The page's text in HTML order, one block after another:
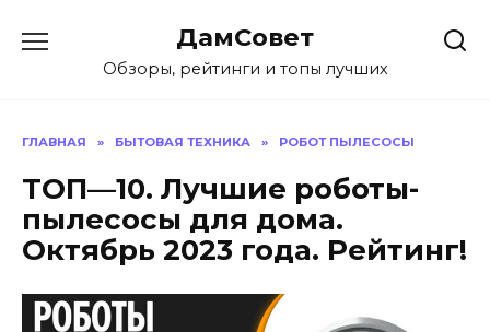
содержанию
ДамСовет
Обзоры, рейтинги и топы лучших
ГЛАВНАЯ » БЫТОВАЯ ТЕХНИКА » РОБОТ ПЫЛЕСОСЫ
ТОП—10. Лучшие роботы-
пылесосы для дома.
Октябрь 2023 года. Рейтинг!